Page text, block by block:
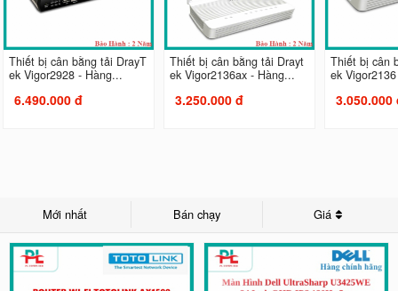
Thiết bị cân bằng tải DrayT
ek Vigor2928 - Hàng...
6.490.000 đ
Thiết bị cân bằng tải Drayt
ek Vigor2136ax - Hàng...
3.250.000 đ
Thiết bị cân
ek
3.050.000
Mới nhất Bán chạy Giá